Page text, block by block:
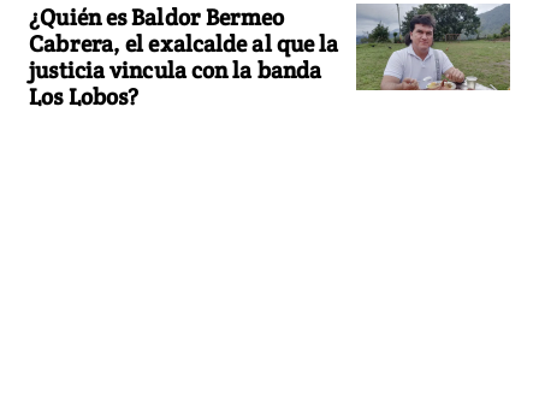
¿Quién es Baldor Bermeo
Cabrera, el exalcalde al que la
justicia vincula con la banda
Los Lobos?